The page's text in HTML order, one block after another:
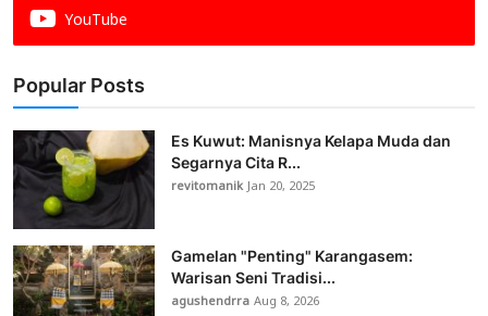
YouTube
Popular Posts
Es Kuwut: Manisnya Kelapa Muda dan
Segarnya Cita R...
revitomanikJan 20, 2025
Gamelan "Penting" Karangasem:
Warisan Seni Tradisi...
agushendrraAug 8, 2026